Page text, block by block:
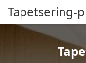
Tapetsering-